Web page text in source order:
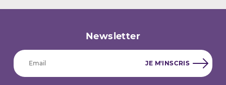
Newsletter